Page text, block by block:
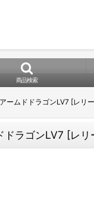
商品検索
ームドドラゴンLV7 [レリ
ドラゴンLV7 [レ